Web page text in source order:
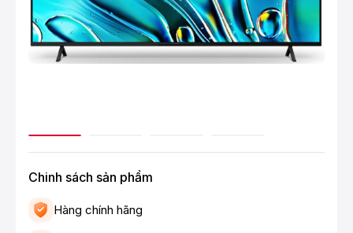
Chinh sách sản phẩm
Hàng chính hãng